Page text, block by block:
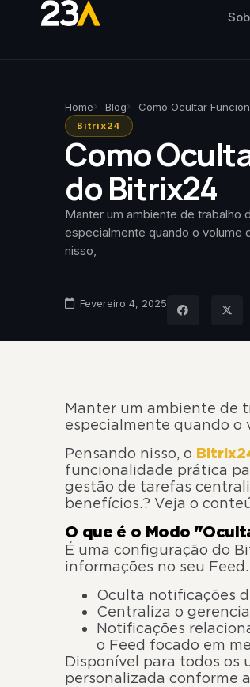
Home Blog Como Ocultar
Bitrix24
Como
do Bitrix24
Manter um ambiente de trabalho
especialmente quando o volume
nisso,
Fevereiro 4, 2025
Manter um ambiente de
especialmente quando o
Pensando nisso, o
funcionalidade prática
gestão de tarefas
benefícios.? Veja o
O que é o Modo
É uma configuração do
informações no seu
Oculta notificações
Centraliza o
Notificações
o Feed focado em
Disponível para todos os
personalizada conforme